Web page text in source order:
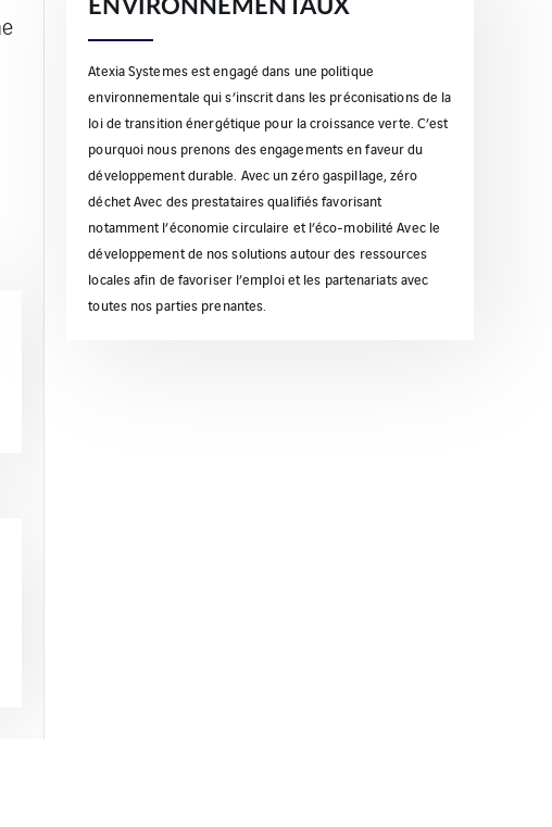
ENVIRONNEMENTAUX
Atexia Systemes est engagé dans une politique
environnementale qui s’inscrit dans les préconisations de la
loi de transition énergétique pour la croissance verte. C’est
pourquoi nous prenons des engagements en faveur du
développement durable. Avec un zéro gaspillage, zéro
déchet Avec des prestataires qualifiés favorisant
notamment l’économie circulaire et l’éco-mobilité Avec le
développement de nos solutions autour des ressources
locales afin de favoriser l’emploi et les partenariats avec
toutes nos parties prenantes.